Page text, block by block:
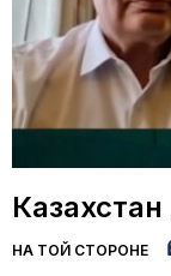
НА ТОЙ СТОРОНЕ